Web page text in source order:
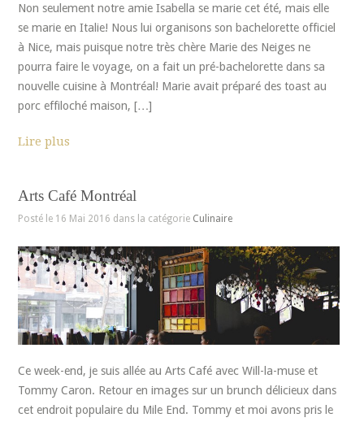
Non seulement notre amie Isabella se marie cet été, mais elle
se marie en Italie! Nous lui organisons son bachelorette officiel
à Nice, mais puisque notre très chère Marie des Neiges ne
pourra faire le voyage, on a fait un pré-bachelorette dans sa
nouvelle cuisine à Montréal! Marie avait préparé des toast au
porc effiloché maison, […]
Lire plus
Arts Café Montréal
Posté le 16 Mai 2016 dans la catégorie Culinaire
Ce week-end, je suis allée au Arts Café avec Will-la-muse et
Tommy Caron. Retour en images sur un brunch délicieux dans
cet endroit populaire du Mile End. Tommy et moi avons pris le